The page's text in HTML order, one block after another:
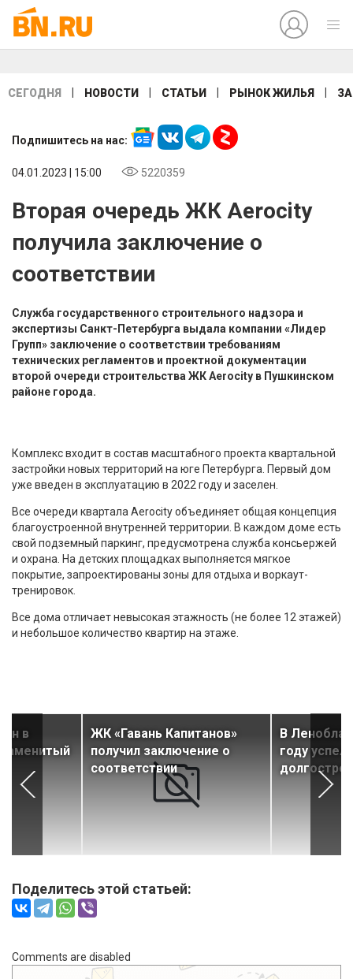
СЕГОДНЯ НОВОСТИ СТАТЬИ РЫНОК ЖИЛЬЯ
Подпишитесь на нас:
04.01.2023 | 15:00 5220359
Вторая очередь ЖК Aerocity
получила заключение о
соответствии
Служба государственного строительного надзора и
экспертизы Санкт-Петербурга выдала компании «Лидер
Групп» заключение о соответствии требованиям
технических регламентов и проектной документации
второй очереди строительства ЖК Aerocity в Пушкинском
районе города.
Комплекс входит в состав масштабного проекта квартальной
застройки новых территорий на юге Петербурга. Первый дом
уже введен в эксплуатацию в 2022 году и заселен.
Все очереди квартала Aerocity объединяет общая концепция
благоустроенной внутренней территории. В каждом доме есть
свой подземный паркинг, предусмотрена служба консьержей
и охрана. На детских площадках выполняется мягкое
покрытие, запроектированы зоны для отдыха и воркаут-
тренировок.
Все дома отличает невысокая этажность (не более 12 этажей)
и небольшое количество квартир на этаже.
в
ЖК «Гавань Капитанов»
получил заключение о
соответствии
В
году
долгостроя
Поделитесь этой статьей:
Comments are disabled